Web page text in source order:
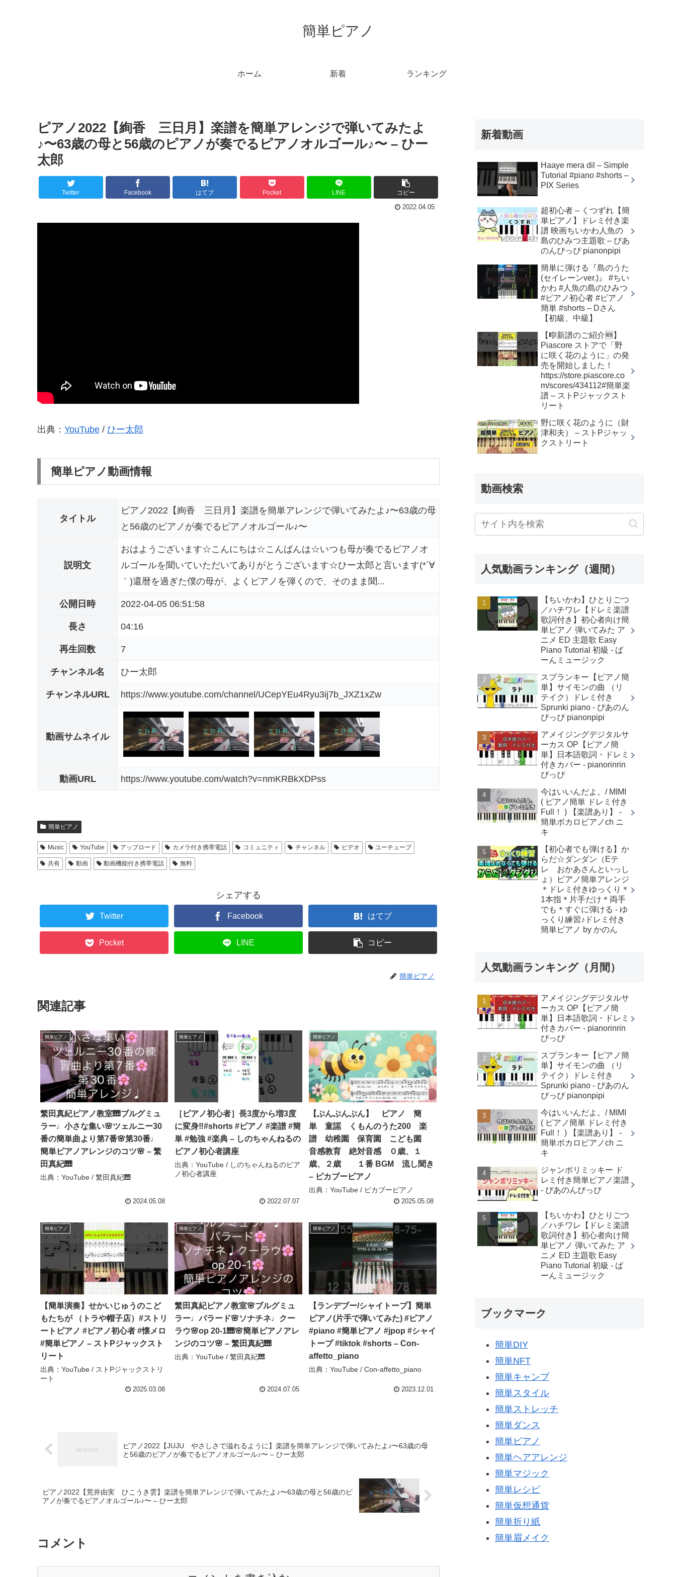
簡単ピアノ
ホーム 新着 ランキング
ピアノ2022【絢香 三日月】楽譜を簡単アレンジで弾いてみたよ
♪〜63歳の母と56歳のピアノが奏でるピアノオルゴール♪〜 – ひー
太郎
Twitter Facebook はてブ Pocket LINE コピー
2022.04.05
出典： YouTube / ひー太郎
簡単ピアノ動画情報
タイトル
ピアノ2022【絢香 三日月】楽譜を簡単アレンジで弾いてみたよ♪〜63歳の母
と56歳のピアノが奏でるピアノオルゴール♪〜
説明文
おはようございます☆こんにちは☆こんばんは☆いつも母が奏でるピアノオ
ルゴールを聞いていただいてありがとうございます☆ひー太郎と言います(*´∀
｀)還暦を過ぎた僕の母が、よくピアノを弾くので、そのまま聞...
公開日時 2022-04-05 06:51:58
長さ 04:16
再生回数 7
チャンネル名 ひー太郎
チャンネルURL https://www.youtube.com/channel/UCepYEu4Ryu3ij7b_JXZ1xZw
動画サムネイル
動画URL https://www.youtube.com/watch?v=nmKRBkXDPss
簡単ピアノ
Music YouTube アップロード カメラ付き携帯電話 コミュニティ チャンネル ビデオ ユーチューブ
共有 動画 動画機能付き携帯電話 無料
シェアする
Twitter Facebook はてブ
Pocket LINE コピー
簡単ピアノ
関連記事
簡単ピアノ
繁田真紀ピアノ教室🎹ブルグミュ
ラー♩小さな集い🌸ツェルニー30
番の簡単曲より第7番🌸第30番♩
簡単ピアノアレンジのコツ🌸 – 繁
田真紀🎹
出典：YouTube / 繁田真紀🎹
2024.05.08
簡単ピアノ
［ピアノ初心者］長3度から増3度
に変身‼️#shorts #ピアノ #楽譜 #簡
単 #勉強 #楽典 – しのちゃんねるの
ピアノ初心者講座
出典：YouTube / しのちゃんねるのピア
ノ初心者講座
2022.07.07
簡単ピアノ
【ぶんぶんぶん】 ピアノ 簡
単 童謡 くもんのうた200 楽
譜 幼稚園 保育園 こども園
音感教育 絶対音感 ０歳、１
歳、２歳 １番 BGM 流し聞き
– ピカブーピアノ
出典：YouTube / ピカブーピアノ
2025.05.08
簡単ピアノ
【簡単演奏】せかいじゅうのこど
もたちが （トラや帽子店）#ストリ
ートピアノ #ピアノ初心者 #懐メロ
#簡単ピアノ – ストPジャックスト
リート
出典：YouTube / ストPジャックストリ
ート
2025.03.08
簡単ピアノ
繁田真紀ピアノ教室🌸ブルグミュ
ラー♩バラード🌸ソナチネ♩クー
ラウ🌸op 20-1🎹🌸簡単ピアノアレ
ンジのコツ🌸 – 繁田真紀🎹
出典：YouTube / 繁田真紀🎹
2024.07.05
簡単ピアノ
【ランデブー/シャイトープ】簡単
ピアノ(片手で弾いてみた) #ピアノ
#piano #簡単ピアノ #jpop #シャイ
トープ #tiktok #shorts – Con-
affetto_piano
出典：YouTube / Con-affetto_piano
2023.12.01
ピアノ2022【JUJU やさしさで溢れるように】楽譜を簡単アレンジで弾いてみたよ♪〜63歳の母
と56歳のピアノが奏でるピアノオルゴール♪〜 – ひー太郎
ピアノ2022【荒井由実 ひこうき雲】楽譜を簡単アレンジで弾いてみたよ♪〜63歳の母と56歳のピ
アノが奏でるピアノオルゴール♪〜 – ひー太郎
コメント
新着動画
Haaye mera dil – Simple
Tutorial #piano #shorts –
PIX Series
超初心者 – くつずれ【簡
単ピアノ】ドレミ付き楽
譜 映画ちいかわ人魚の
島のひみつ主題歌 – ぴあ
のんぴっぴ pianonpipi
簡単に弾ける『島のうた
(セイレーンver.)』 #ちい
かわ #人魚の島のひみつ
#ピアノ初心者 #ピアノ
簡単 #shorts – Dさん
【初級、中級】
【🎼新譜のご紹介🆕】
Piascore ストアで「野
に咲く花のように」の発
売を開始しました！
https://store.piascore.co
m/scores/434112#簡単楽
譜 – ストPジャックスト
リート
野に咲く花のように（財
津和夫） – ストPジャッ
クストリート
動画検索
人気動画ランキング（週間）
【ちいかわ】ひとりごつ
／ハチワレ【ドレミ楽譜
歌詞付き】初心者向け簡
単ピアノ 弾いてみた ア
ニメ ED 主題歌 Easy
Piano Tutorial 初級 - ば
ーんミュージック
スプランキー【ピアノ簡
単】サイモンの曲 （リ
テイク）ドレミ付き
Sprunki piano - ぴあのん
ぴっぴ pianonpipi
アメイジングデジタルサ
ーカス OP【ピアノ簡
単】日本語歌詞・ドレミ
付きカバー - pianorinrin
ぴっぴ
今はいいんだよ。/ MIMI
( ピアノ簡単 ドレミ付き
Full！ ) 【楽譜あり】 -
簡単ボカロピアノch ニ
キ
【初心者でも弾ける】か
らだ☆ダンダン（Eテ
レ おかあさんといっし
ょ）ピアノ簡単アレンジ
＊ドレミ付きゆっくり＊
1本指＊片手だけ＊両手
でも＊すぐに弾ける - ゆ
っくり練習♪ドレミ付き
簡単ピアノ by かのん
人気動画ランキング（月間）
アメイジングデジタルサ
ーカス OP【ピアノ簡
単】日本語歌詞・ドレミ
付きカバー - pianorinrin
ぴっぴ
スプランキー【ピアノ簡
単】サイモンの曲 （リ
テイク）ドレミ付き
Sprunki piano - ぴあのん
ぴっぴ pianonpipi
今はいいんだよ。/ MIMI
( ピアノ簡単 ドレミ付き
Full！ ) 【楽譜あり】 -
簡単ボカロピアノch ニ
キ
ジャンボリミッキー ド
レミ付き簡単ピアノ楽譜
- ぴあのんぴっぴ
【ちいかわ】ひとりごつ
／ハチワレ【ドレミ楽譜
歌詞付き】初心者向け簡
単ピアノ 弾いてみた ア
ニメ ED 主題歌 Easy
Piano Tutorial 初級 - ば
ーんミュージック
ブックマーク
簡単DIY
簡単NFT
簡単キャンプ
簡単スタイル
簡単ストレッチ
簡単ダンス
簡単ピアノ
簡単ヘアアレンジ
簡単マジック
簡単レシピ
簡単仮想通貨
簡単折り紙
簡単眉メイク